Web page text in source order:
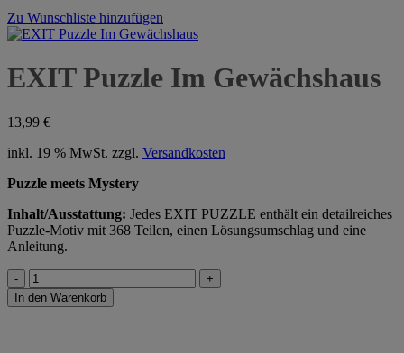
Zu Wunschliste hinzufügen
EXIT Puzzle Im Gewächshaus
13,99 €
inkl. 19 % MwSt. zzgl. Versandkosten
Puzzle meets Mystery
Inhalt/Ausstattung: Jedes EXIT PUZZLE enthält ein detailreiches
Puzzle-Motiv mit 368 Teilen, einen Lösungsumschlag und eine
Anleitung.
EXIT
Puzzle
Im
In den Warenkorb